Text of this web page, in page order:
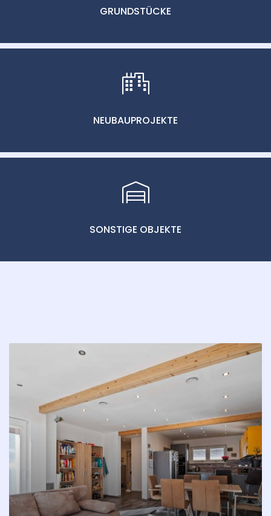
GRUNDSTÜCKE
NEUBAUPROJEKTE
SONSTIGE OBJEKTE